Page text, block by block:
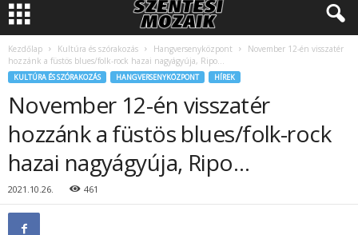
Kezdőlap Kultúra és szórakozás Hangversenyközpont
November 12-én visszatér
hozzánk a füstös blues/folk-rock hazai nagyágyúja, Ripo…
KULTÚRA ÉS SZÓRAKOZÁS HANGVERSENYKÖZPONT HÍREK
November 12-én visszatér
hozzánk a füstös blues/folk-rock
hazai nagyágyúja, Ripo…
2021.10.26. 461